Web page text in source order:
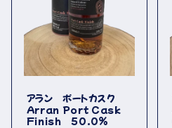
アラン ポートカスク
Arran Port Cask
Finish 50.0％